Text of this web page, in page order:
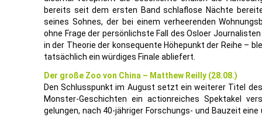
bereits seit dem ersten Band schlaflose Nächte
seines Sohnes, der bei einem verheerenden
ohne Frage der persönlichste Fall des Osloer
in der Theorie der konsequente Höhepunkt der Reihe –
tatsächlich ein würdiges Finale abliefert.
Der große Zoo von China – Matthew Reilly (28.08.)
Den Schlusspunkt im August setzt ein weiterer Titel
Monster-Geschichten ein actionreiches Spektakel
gelungen, nach 40-jähriger Forschungs- und Bauzeit